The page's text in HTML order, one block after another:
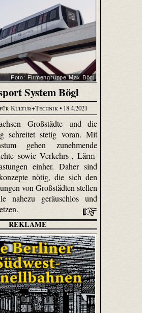
Foto: Firmengruppe Max Bögl
System Bögl
für Kultur+Technik• 18.4.2021
Großstädte und die
schreitet stetig voran. Mit
gehen zunehmende
sowie Verkehrs-, Lärm-
einher. Daher sind
nötig, die sich den
von Großstädten stellen
nahezu geräuschlos und
REKLAME